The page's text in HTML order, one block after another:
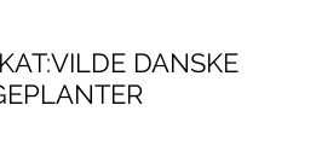
DANSKE